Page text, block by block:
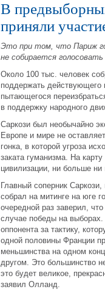
В
приняли
Это при том, что Париж
не собирается
Около 100 тыс. человек
поддержать действующего
пытающегося
в поддержку народного
Саркози был необычайно
Европе и мире не
гонка, в которой угроза
заката гуманизма. На
цивилизации, ни больше
Главный соперник
собрал на митинге на юге
очередной раз заверил,
случае победы на выборах.
оппонента за тактику,
одной половины Франции
меньшинства на одном
другом. Это большинство
это будет великое,
заявил Олланд.